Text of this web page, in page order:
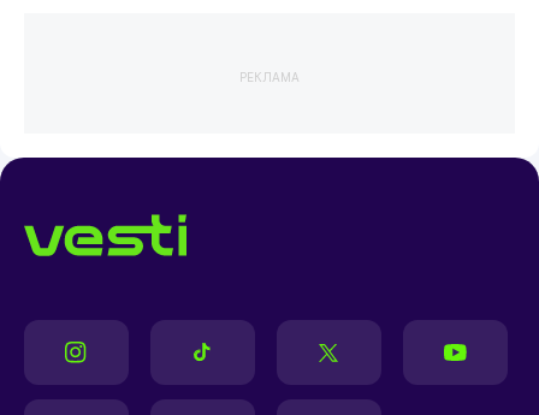
РЕКЛАМА